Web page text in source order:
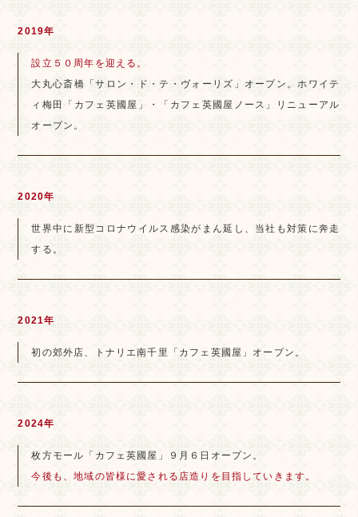
2019年
設立５０周年を迎える。
大丸心斎橋「サロン・ド・テ・ヴォーリズ」オープン。ホワイテ
ィ梅田「カフェ英國屋」・「カフェ英國屋ノース」リニューアル
オープン。
2020年
世界中に新型コロナウイルス感染がまん延し、当社も対策に奔走
する。
2021年
初の郊外店、トナリエ南千里「カフェ英國屋」オープン。
2024年
枚方モール「カフェ英國屋」９月６日オープン。
今後も、地域の皆様に愛される店造りを目指していきます。